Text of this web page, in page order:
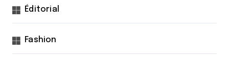
Éditorial
Fashion